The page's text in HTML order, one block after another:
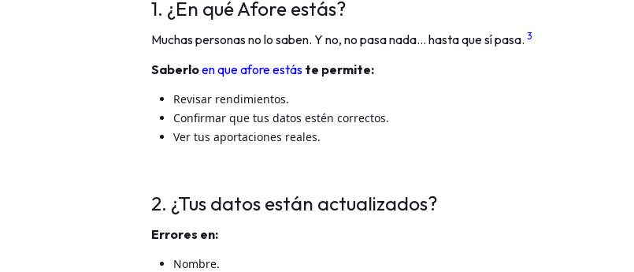
1. ¿En qué Afore estás?
Muchas personas no lo saben. Y no, no pasa nada… hasta que sí pasa. 3
Saberloen que afore estás te permite:
Revisar rendimientos.
Confirmar que tus datos estén correctos.
Ver tus aportaciones reales.
2. ¿Tus datos están actualizados?
Errores en:
Nombre.